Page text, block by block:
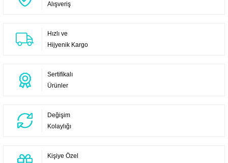
Alışveriş
Hızlı ve
Hijyenik Kargo
Sertifikalı
Ürünler
Değişim
Kolaylığı
Kişiye Özel